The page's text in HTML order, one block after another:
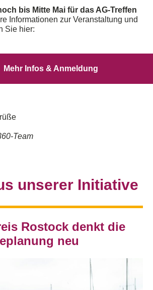
bis Mitte Mai für das AG-Treffen
Informationen zur Veranstaltung und
Sie hier:
Mehr Infos & Anmeldung
Team
unserer Initiative
Rostock denkt die
neu